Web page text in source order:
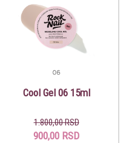
Cool Gel 06 15ml
1.800,00 RSD
900,00 RSD